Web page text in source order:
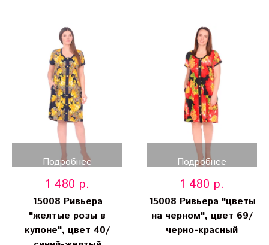
Подробнее
1 480 р.
15008 Ривьера
"желтые розы в
купоне", цвет 40/
Подробнее
1 480 р.
15008 Ривьера "цветы
на черном", цвет 69/
черно-красный